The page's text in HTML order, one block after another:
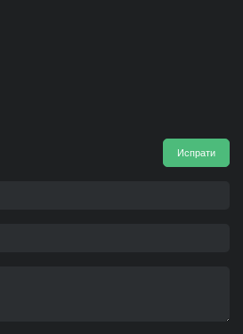
Испрати